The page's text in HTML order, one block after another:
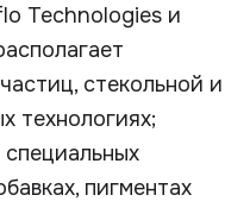
Technologies и
стекольной и
технологиях;
пигментах